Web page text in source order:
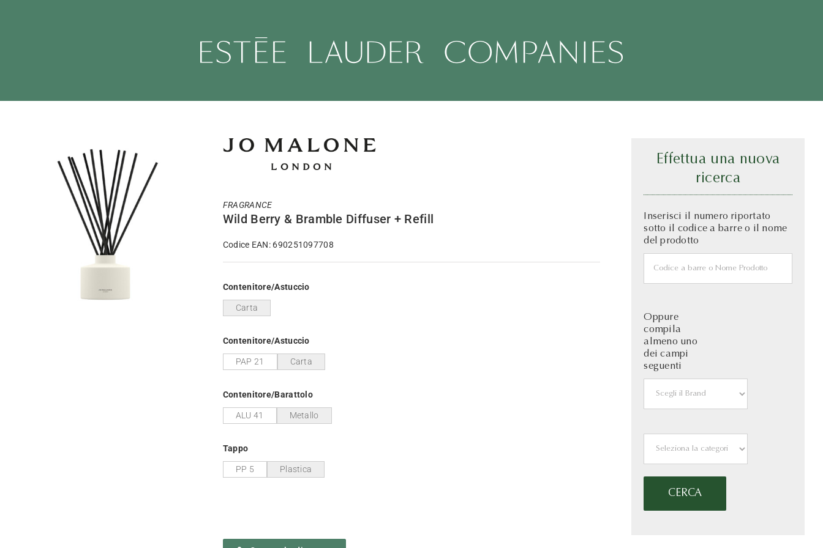
FRAGRANCE
Wild Berry & Bramble Diffuser + Refill
Codice EAN: 690251097708
Contenitore/Astuccio
Carta
Contenitore/Astuccio
PAP 21 Carta
Contenitore/Barattolo
ALU 41 Metallo
Tappo
PP 5 Plastica
Effettua una nuova
ricerca
Inserisci il numero riportato
sotto il codice a barre o il nome
del prodotto
Oppure
compila
almeno uno
dei campi
seguenti